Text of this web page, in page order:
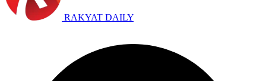
RAKYAT DAILY